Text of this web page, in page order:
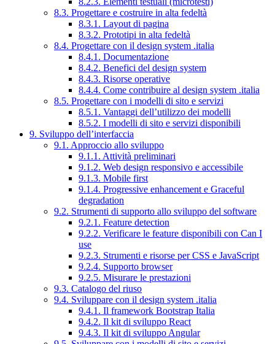
8.3. Progettare e costruire in alta fedeltà
8.3.1. Layout di pagina
8.3.2. Prototipi in alta fedeltà
8.4. Progettare con il design system .italia
8.4.1. Documentazione
8.4.2. Benefici del design system
8.4.3. Risorse operative
8.4.4. Come contribuire al design system .italia
8.5. Progettare con i modelli di sito e servizi
8.5.1. Vantaggi dell’utilizzo dei modelli
8.5.2. I modelli di sito e servizi disponibili
9. Sviluppo dell’interfaccia
9.1. Approccio allo sviluppo
9.1.1. Attività preliminari
9.1.2. Web design responsivo e accessibile
9.1.3. Mobile first
9.1.4. Progressive enhancement e Graceful
degradation
9.2. Strumenti di supporto allo sviluppo del software
9.2.1. Feature detection
9.2.2. Verificare le feature disponibili con Can I
use
9.2.3. Strumenti e risorse per CSS e JavaScript
9.2.4. Supporto browser
9.2.5. Misurare le prestazioni
9.3. Catalogo del riuso
9.4. Sviluppare con il design system .italia
9.4.1. Il framework Bootstrap Italia
9.4.2. Il kit di sviluppo React
9.4.3. Il kit di sviluppo Angular